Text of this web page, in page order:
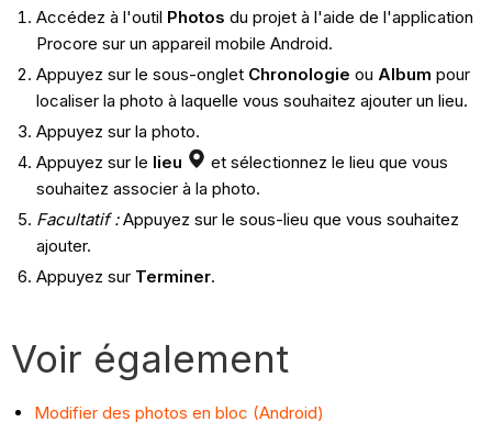
Accédez à l'outil Photos du projet à l'aide de l'application
Procore sur un appareil mobile Android.
Appuyez sur le sous-onglet Chronologie ou Album pour
localiser la photo à laquelle vous souhaitez ajouter un lieu.
Appuyez sur la photo.
Appuyez sur le lieu
et sélectionnez le lieu que vous
souhaitez associer à la photo.
Facultatif :Appuyez sur le sous-lieu que vous souhaitez
ajouter.
Appuyez sur Terminer.
Voir également
Modifier des photos en bloc (Android)